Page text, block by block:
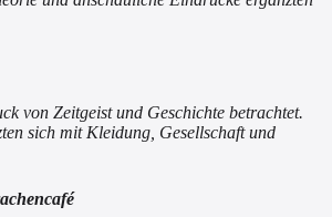
von Zeitgeist und Geschichte betrachtet.
sich mit Kleidung, Gesellschaft und